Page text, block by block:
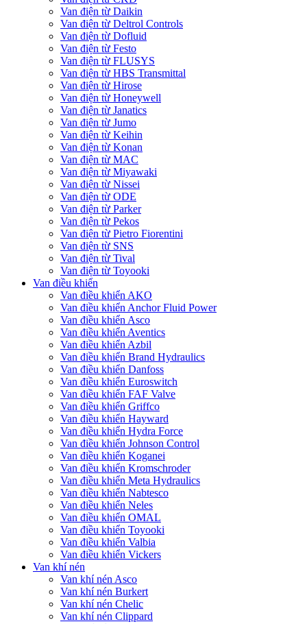
Van điện từ Daikin
Van điện từ Deltrol Controls
Van điện từ Dofluid
Van điện từ Festo
Van điện từ FLUSYS
Van điện từ HBS Transmittal
Van điện từ Hirose
Van điện từ Honeywell
Van điện từ Janatics
Van điện từ Jumo
Van điện từ Keihin
Van điện từ Konan
Van điện từ MAC
Van điện từ Miyawaki
Van điện từ Nissei
Van điện từ ODE
Van điện từ Parker
Van điện từ Pekos
Van điện từ Pietro Fiorentini
Van điện từ SNS
Van điện từ Tival
Van điện từ Toyooki
Van điều khiển
Van điều khiển AKO
Van điều khiển Anchor Fluid Power
Van điều khiển Asco
Van điều khiển Aventics
Van điều khiển Azbil
Van điều khiển Brand Hydraulics
Van điều khiển Danfoss
Van điều khiển Euroswitch
Van điều khiển FAF Valve
Van điều khiển Griffco
Van điều khiển Hayward
Van điều khiển Hydra Force
Van điều khiển Johnson Control
Van điều khiển Koganei
Van điều khiển Kromschroder
Van điều khiển Meta Hydraulics
Van điều khiển Nabtesco
Van điều khiển Neles
Van điều khiển OMAL
Van điều khiển Toyooki
Van điều khiển Valbia
Van điều khiển Vickers
Van khí nén
Van khí nén Asco
Van khí nén Burkert
Van khí nén Chelic
Van khí nén Clippard